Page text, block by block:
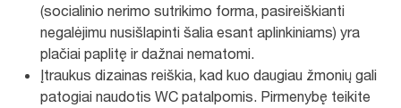
(socialinio nerimo sutrikimo forma, pasireiškianti
negalėjimu nusišlapinti šalia esant aplinkiniams) yra
plačiai paplitę ir dažnai nematomi.
Įtraukus dizainas reiškia, kad kuo daugiau žmonių gali
patogiai naudotis WC patalpomis. Pirmenybę teikite